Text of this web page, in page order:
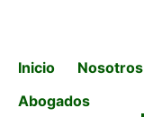
Inicio Nosotros
Abogados